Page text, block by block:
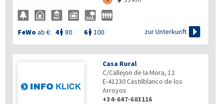
FeWo ab €: 4 80 6 100 zur Unterkunft 
Casa Rural
C/Callejon de la Mora, 12
E-41230Castilblanco de los
Arroyos
+34-647-603116